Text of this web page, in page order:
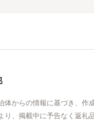
体からの情報に基づき、作
り、掲載中に予告なく返礼